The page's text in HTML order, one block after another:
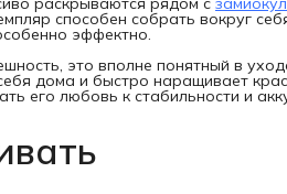
способен собрать вокруг
эффектно.
это вполне понятный в
дома и быстро наращивает
его любовь к стабильности и